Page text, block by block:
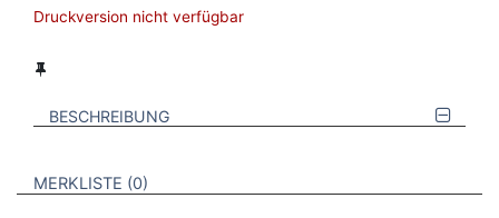
Druckversion nicht verfügbar
BESCHREIBUNG
VERWEISE AUF VERMERKTE- ODER ZULETZT ANGESEHENE
MERKLISTE 0 BROSCHÜREN